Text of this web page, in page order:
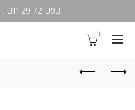
, 011 29 72 093
0